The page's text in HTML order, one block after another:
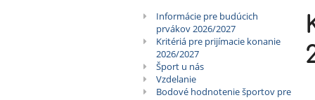
Pre
uchádzačov
Informácie pre budúcich
prvákov 2026/2027
Kritériá pre prijímacie konanie
2026/2027
Šport u nás
Vzdelanie
Bodové hodnotenie športov pre